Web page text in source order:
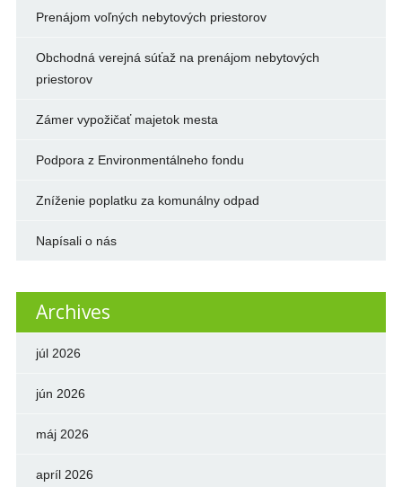
Prenájom voľných nebytových priestorov
Obchodná verejná súťaž na prenájom nebytových
priestorov
Zámer vypožičať majetok mesta
Podpora z Environmentálneho fondu
Zníženie poplatku za komunálny odpad
Napísali o nás
Archives
júl 2026
jún 2026
máj 2026
apríl 2026